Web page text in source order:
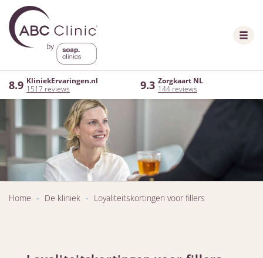
8.9 KliniekErvaringen.nl
1517 reviews
9.3 Zorgkaart NL
144 reviews
Home - De kliniek - Loyaliteitskortingen voor fillers